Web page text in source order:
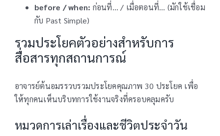
before / when: ก่อนที่… / เมื่อตอนที่… (มักใช้เชื่อม
กับ Past Simple)
รวมประโยคตัวอย่างสำหรับการ
สื่อสารทุกสถานการณ์
อาจารย์ต้นอมรรวบรวมประโยคคุณภาพ 30 ประโยค เพื่อ
ให้ทุกคนเห็นบริบทการใช้งานจริงที่ครอบคลุมครับ
หมวดการเล่าเรื่องและชีวิตประจำวัน